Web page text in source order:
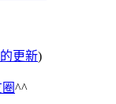
更新)
^^